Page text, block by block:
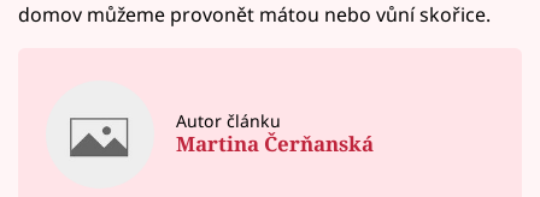
domov můžeme provonět mátou nebo vůní skořice.
Autor článku
Martina Čerňanská